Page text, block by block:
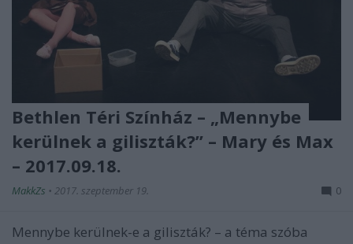
Bethlen Téri Színház – „Mennybe
kerülnek a giliszták?” – Mary és Max
– 2017.09.18.
MakkZs • 2017. szeptember 19. 0
Mennybe kerülnek-e a giliszták? – a téma szóba